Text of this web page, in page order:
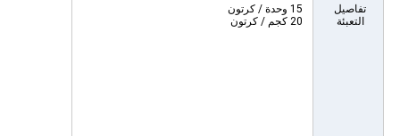
تفاصيل
التعبئة
15 وحدة / كرتون
20 كجم / كرتون